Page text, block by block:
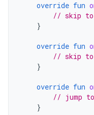
override fun
// skip to
}
override fun
// skip to
}
override fun
// jump
}